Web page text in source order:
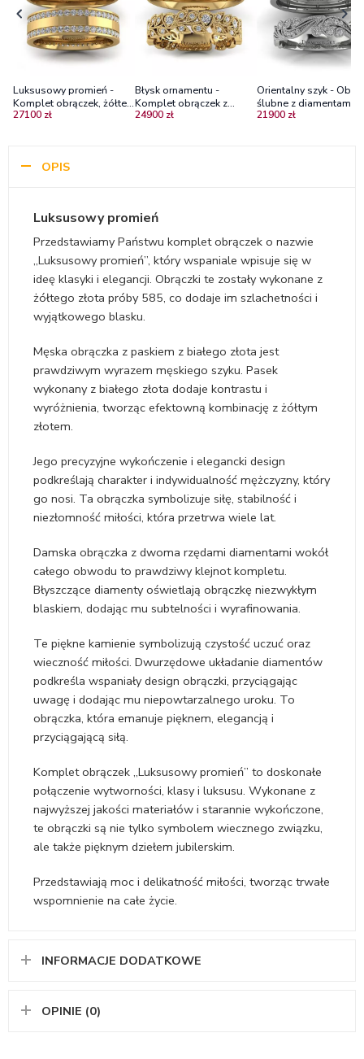
Luksusowy promień -
Komplet obrączek, żółte i
białe złoto, dwa rzędy
27100 zł
Błysk ornamentu -
Komplet obrączek z
ornamentem, żółte i białe
24900 zł
Orientalny szyk -
ślubne z diamentami,
białe złoto, czarne
21900 zł
OPIS
Luksusowy promień
Przedstawiamy Państwu komplet obrączek o nazwie
„Luksusowy promień”, który wspaniale wpisuje się w
ideę klasyki i elegancji. Obrączki te zostały wykonane z
żółtego złota próby 585, co dodaje im szlachetności i
wyjątkowego blasku.
Męska obrączka z paskiem z białego złota jest
prawdziwym wyrazem męskiego szyku. Pasek
wykonany z białego złota dodaje kontrastu i
wyróżnienia, tworząc efektowną kombinację z żółtym
złotem.
Jego precyzyjne wykończenie i elegancki design
podkreślają charakter i indywidualność mężczyzny, który
go nosi. Ta obrączka symbolizuje siłę, stabilność i
niezłomność miłości, która przetrwa wiele lat.
Damska obrączka z dwoma rzędami diamentami wokół
całego obwodu to prawdziwy klejnot kompletu.
Błyszczące diamenty oświetlają obrączkę niezwykłym
blaskiem, dodając mu subtelności i wyrafinowania.
Te piękne kamienie symbolizują czystość uczuć oraz
wieczność miłości. Dwurzędowe układanie diamentów
podkreśla wspaniały design obrączki, przyciągając
uwagę i dodając mu niepowtarzalnego uroku. To
obrączka, która emanuje pięknem, elegancją i
przyciągającą siłą.
Komplet obrączek „Luksusowy promień” to doskonałe
połączenie wytworności, klasy i luksusu. Wykonane z
najwyższej jakości materiałów i starannie wykończone,
te obrączki są nie tylko symbolem wiecznego związku,
ale także pięknym dziełem jubilerskim.
Przedstawiają moc i delikatność miłości, tworząc trwałe
wspomnienie na całe życie.
INFORMACJE DODATKOWE
OPINIE (0)